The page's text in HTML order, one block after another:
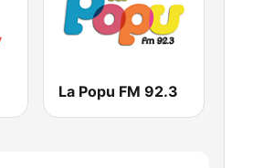
La Popu FM 92.3